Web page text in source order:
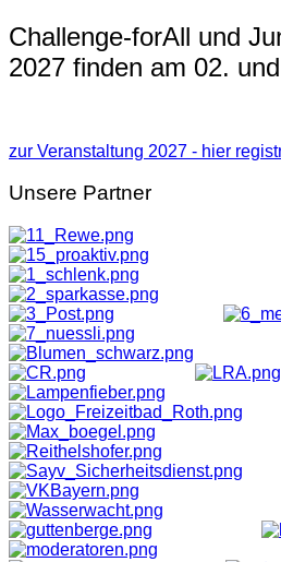
Challenge-forAll und
2027 finden am 02.
zur Veranstaltung 2027 - hier
Unsere Partner